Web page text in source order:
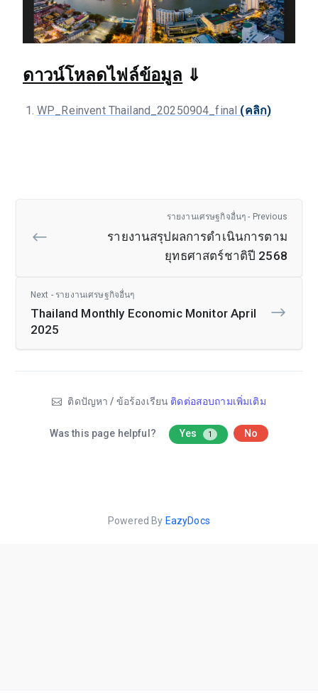
ดาวน์โหลดไฟล์ข้อมูล ⇓
WP_Reinvent Thailand_20250904_final (คลิก)
รายงานเศรษฐกิจอื่นๆ - Previous
รายงานสรุปผลการดำเนินการตาม
ยุทธศาสตร์ชาติปี 2568
Next - รายงานเศรษฐกิจอื่นๆ
Thailand Monthly Economic Monitor April
2025
ติดปัญหา / ข้อร้องเรียน ติดต่อสอบถามเพิ่มเติม
Was this page helpful? Yes 1 No
Powered By EazyDocs